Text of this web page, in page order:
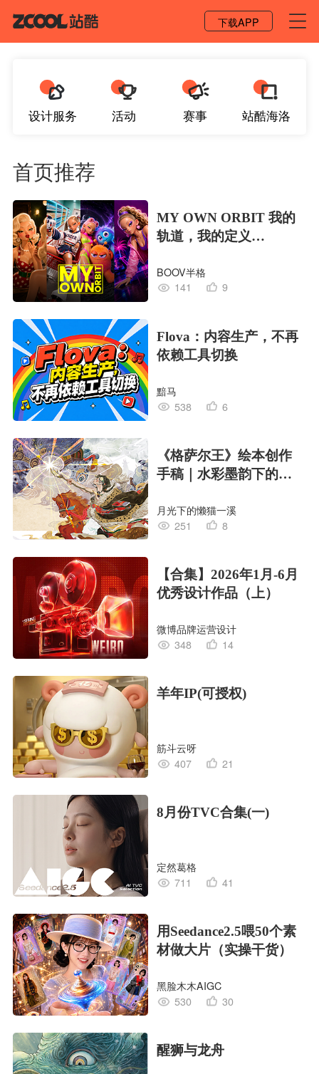
下载APP
设计服务 活动 赛事 站酷海洛
首页推荐
MY OWN ORBIT 我的
轨道，我的定义
对
BOOV半格
141
9
Flova：内容生产，不再
依赖工具切换
黯马
538
6
《格萨尔王》绘本创作
手稿｜水彩墨韵下的史
月光下的懒猫一溪
251
8
【合集】2026年1月-6月
优秀设计作品（上）
微博品牌运营设计
348
14
羊年IP(可授权)
筋斗云呀
407
21
8月份TVC合集(一)
定然葛格
711
41
用Seedance2.5喂50个素
材做大片（实操干货）
黑脸木木AIGC
530
30
醒狮与龙舟